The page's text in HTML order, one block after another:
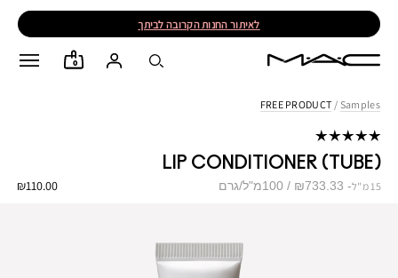
לאיתור החנות הקרובה לביתך
0
Samples
/
FREE PRODUCT
LIP CONDITIONER (TUBE)
₪110.00 15 מ"ל ₪733.33 / 100מ"ל/גרם